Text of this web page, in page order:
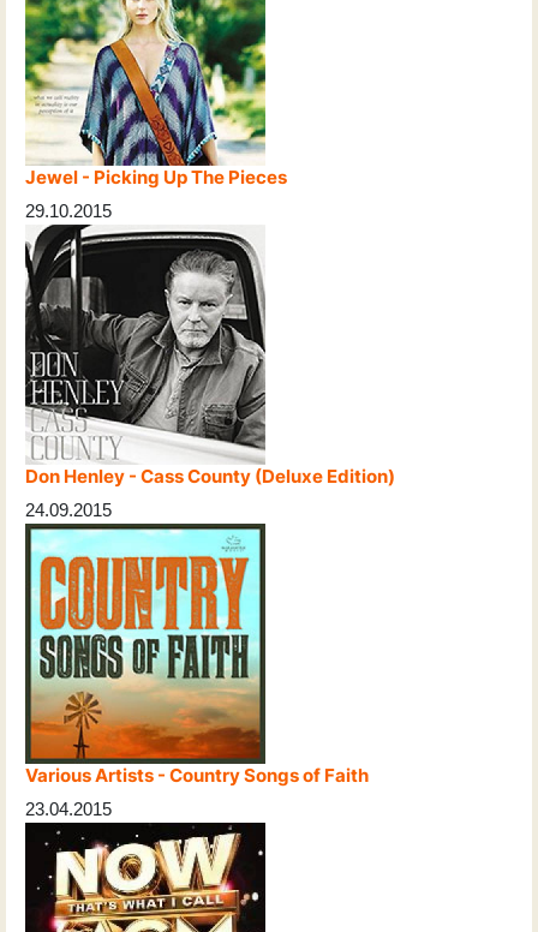
Jewel - Picking Up The Pieces
29.10.2015
Don Henley - Cass County (Deluxe Edition)
24.09.2015
Various Artists - Country Songs of Faith
23.04.2015